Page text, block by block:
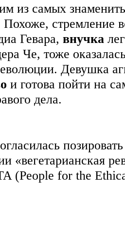
из самых
стремление
Гевара, внучка
Че, тоже
Девушка
и готова пойти на
дела.
«вегетарианская
(People for the